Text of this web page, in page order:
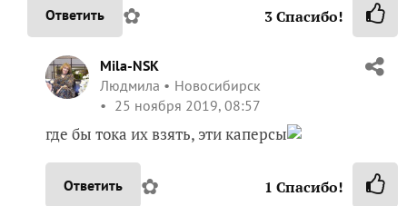
Ответить ✿ 3Спасибо!
Mila-NSK
Людмила
Новосибирск
25 ноября 2019, 08:57
где бы тока их взять, эти каперсы
Ответить ✿ 1 Спасибо!